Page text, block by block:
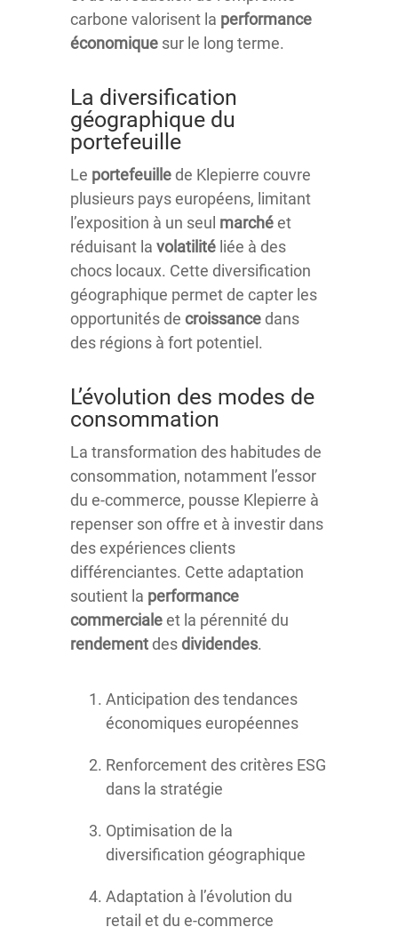
carbone valorisent la performance
économique sur le long terme.
La diversification
géographique du
portefeuille
Le portefeuille de Klepierre couvre
plusieurs pays européens, limitant
l’exposition à un seul marchéet
réduisant la volatilité liée à des
chocs locaux. Cette diversification
géographique permet de capter les
opportunités de croissance dans
des régions à fort potentiel.
L’évolution des modes de
consommation
La transformation des habitudes de
consommation, notamment l’essor
du e-commerce, pousse Klepierre à
repenser son offre et à investir dans
des expériences clients
différenciantes. Cette adaptation
soutient la performance
commercialeet la pérennité du
rendement desdividendes.
Anticipation des tendances
économiques européennes
Renforcement des critères ESG
dans la stratégie
Optimisation de la
diversification géographique
Adaptation à l’évolution du
retail et du e-commerce